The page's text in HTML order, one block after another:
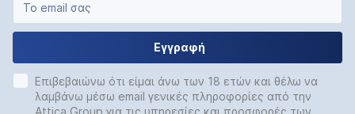
Εγγραφή
Επιβεβαιώνω ότι είμαι άνω των 18 ετών και θέλω να
λαμβάνω μέσω email γενικές πληροφορίες από την
Attica Group για τις υπηρεσίες και προσφορές των